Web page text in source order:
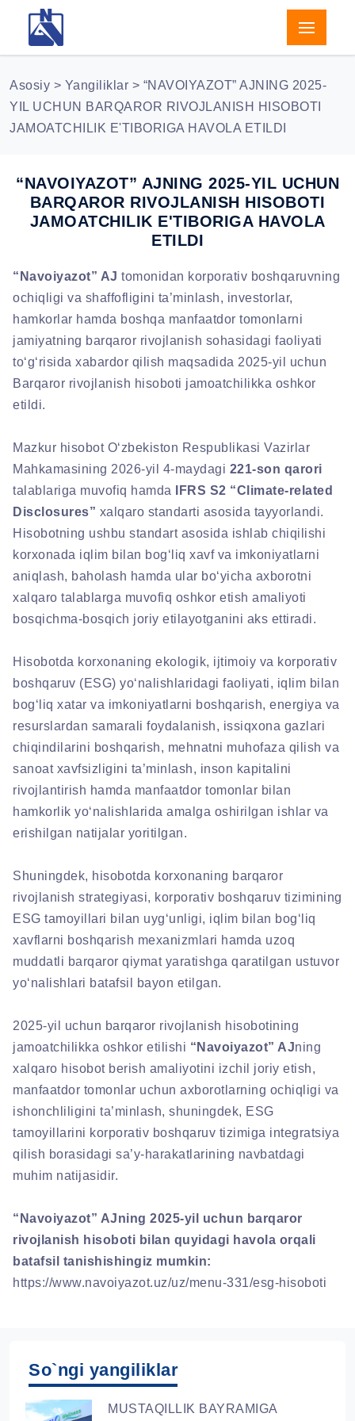
Asosiy > Yangiliklar > “NAVOIYAZOT” AJNING 2025-
YIL UCHUN BARQAROR RIVOJLANISH HISOBOTI
JAMOATCHILIK E'TIBORIGA HAVOLA ETILDI
“NAVOIYAZOT” AJNING 2025-YIL UCHUN
BARQAROR RIVOJLANISH HISOBOTI
JAMOATCHILIK E'TIBORIGA HAVOLA
ETILDI
“Navoiyazot” AJ tomonidan korporativ boshqaruvning
ochiqligi va shaffofligini ta’minlash, investorlar,
hamkorlar hamda boshqa manfaatdor tomonlarni
jamiyatning barqaror rivojlanish sohasidagi faoliyati
to‘g‘risida xabardor qilish maqsadida 2025-yil uchun
Barqaror rivojlanish hisoboti jamoatchilikka oshkor
etildi.
Mazkur hisobot O‘zbekiston Respublikasi Vazirlar
Mahkamasining 2026-yil 4-maydagi 221-son qarori
talablariga muvofiq hamda
IFRS S2 “Climate-related
Disclosures” xalqaro standarti asosida tayyorlandi.
Hisobotning ushbu standart asosida ishlab chiqilishi
korxonada iqlim bilan bog‘liq xavf va imkoniyatlarni
aniqlash, baholash hamda ular bo‘yicha axborotni
xalqaro talablarga muvofiq oshkor etish amaliyoti
bosqichma-bosqich joriy etilayotganini aks ettiradi.
Hisobotda korxonaning ekologik, ijtimoiy va korporativ
boshqaruv (ESG) yo‘nalishlaridagi faoliyati, iqlim bilan
bog‘liq xatar va imkoniyatlarni boshqarish, energiya va
resurslardan samarali foydalanish, issiqxona gazlari
chiqindilarini boshqarish, mehnatni muhofaza qilish va
sanoat xavfsizligini ta’minlash, inson kapitalini
rivojlantirish hamda manfaatdor tomonlar bilan
hamkorlik yo‘nalishlarida amalga oshirilgan ishlar va
erishilgan natijalar yoritilgan.
Shuningdek, hisobotda korxonaning barqaror
rivojlanish strategiyasi, korporativ boshqaruv tizimining
ESG tamoyillari bilan uyg‘unligi, iqlim bilan bog‘liq
xavflarni boshqarish mexanizmlari hamda uzoq
muddatli barqaror qiymat yaratishga qaratilgan ustuvor
yo‘nalishlari batafsil bayon etilgan.
2025-yil uchun barqaror rivojlanish hisobotining
jamoatchilikka oshkor etilishi “Navoiyazot” AJning
xalqaro hisobot berish amaliyotini izchil joriy etish,
manfaatdor tomonlar uchun axborotlarning ochiqligi va
ishonchliligini ta’minlash, shuningdek, ESG
tamoyillarini korporativ boshqaruv tizimiga integratsiya
qilish borasidagi sa’y-harakatlarining navbatdagi
muhim natijasidir.
“Navoiyazot” AJning 2025-yil uchun barqaror
rivojlanish hisoboti bilan quyidagi havola orqali
batafsil tanishishingiz mumkin:
https://www.navoiyazot.uz/uz/menu-331/esg-hisoboti
So`ngi yangiliklar
MUSTAQILLIK BAYRAMIGA